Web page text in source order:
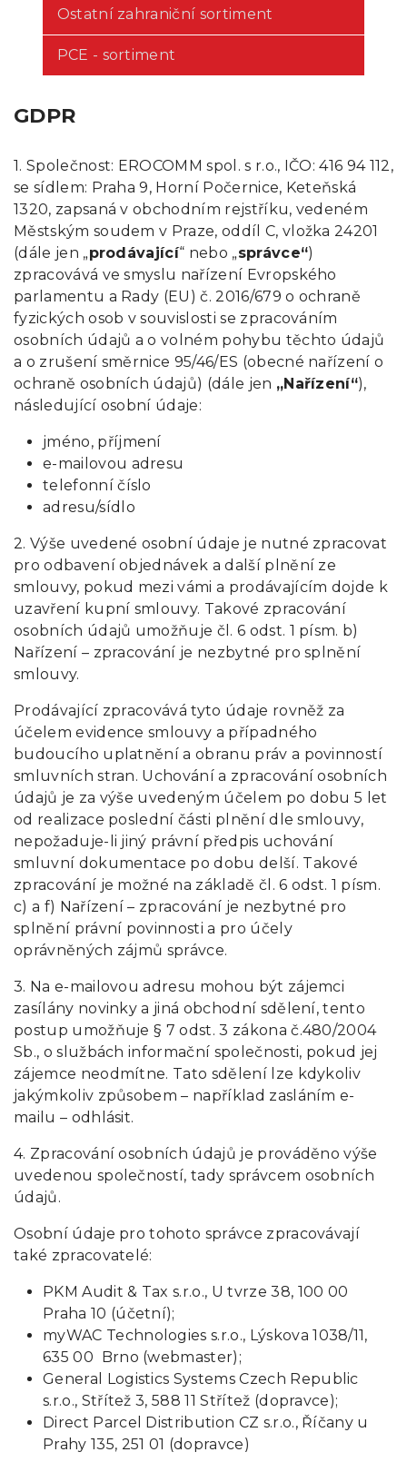
Ostatní zahraniční sortiment
PCE - sortiment
GDPR
1. Společnost: EROCOMM spol. s r.o., IČO: 416 94 112,
se sídlem: Praha 9, Horní Počernice, Keteňská
1320, zapsaná v obchodním rejstříku, vedeném
Městským soudem v Praze, oddíl C, vložka 24201
(dále jen „prodávající“ nebo „správce“)
zpracovává ve smyslu nařízení Evropského
parlamentu a Rady (EU) č. 2016/679 o ochraně
fyzických osob v souvislosti se zpracováním
osobních údajů a o volném pohybu těchto údajů
a o zrušení směrnice 95/46/ES (obecné nařízení o
ochraně osobních údajů) (dále jen „Nařízení“),
následující osobní údaje:
jméno, příjmení
e-mailovou adresu
telefonní číslo
adresu/sídlo
2. Výše uvedené osobní údaje je nutné zpracovat
pro odbavení objednávek a další plnění ze
smlouvy, pokud mezi vámi a prodávajícím dojde k
uzavření kupní smlouvy. Takové zpracování
osobních údajů umožňuje čl. 6 odst. 1 písm. b)
Nařízení – zpracování je nezbytné pro splnění
smlouvy.
Prodávající zpracovává tyto údaje rovněž za
účelem evidence smlouvy a případného
budoucího uplatnění a obranu práv a povinností
smluvních stran. Uchování a zpracování osobních
údajů je za výše uvedeným účelem po dobu 5 let
od realizace poslední části plnění dle smlouvy,
nepožaduje-li jiný právní předpis uchování
smluvní dokumentace po dobu delší. Takové
zpracování je možné na základě čl. 6 odst. 1 písm.
c) a f) Nařízení – zpracování je nezbytné pro
splnění právní povinnosti a pro účely
oprávněných zájmů správce.
3. Na e-mailovou adresu mohou být zájemci
zasílány novinky a jiná obchodní sdělení, tento
postup umožňuje § 7 odst. 3 zákona č.480/2004
Sb., o službách informační společnosti, pokud jej
zájemce neodmítne. Tato sdělení lze kdykoliv
jakýmkoliv způsobem – například zasláním e-
mailu – odhlásit.
4. Zpracování osobních údajů je prováděno výše
uvedenou společností, tady správcem osobních
údajů.
Osobní údaje pro tohoto správce zpracovávají
také zpracovatelé:
PKM Audit & Tax s.r.o., U tvrze 38, 100 00
Praha 10 (účetní);
myWAC Technologies s.r.o., Lýskova 1038/11,
635 00 Brno (webmaster);
General Logistics Systems Czech Republic
s.r.o., Střítež 3, 588 11 Střítež (dopravce);
Direct Parcel Distribution CZ s.r.o., Říčany u
Prahy 135, 251 01 (dopravce)